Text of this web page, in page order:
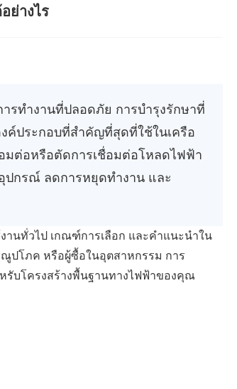
ย่างไร
รทำงานที่ปลอดภัย การบำรุงรักษาที่
งค์ประกอบที่สำคัญที่สุดที่ใช้ในเครือ
มต่อหรือตัดการเชื่อมต่อโหลดไฟฟ้า
ปกรณ์ ลดการหยุดทำงาน และ
นทั่วไป เกณฑ์การเลือก และคำแนะนำใน
ณูปโภค หรือผู้ซื้อในอุตสาหกรรม การ
รับโครงสร้างพื้นฐานทางไฟฟ้าของคุณ